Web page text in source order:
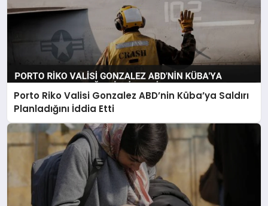
Porto Riko Valisi Gonzalez ABD’nin Küba’ya Saldırı
Planladığını İddia Etti